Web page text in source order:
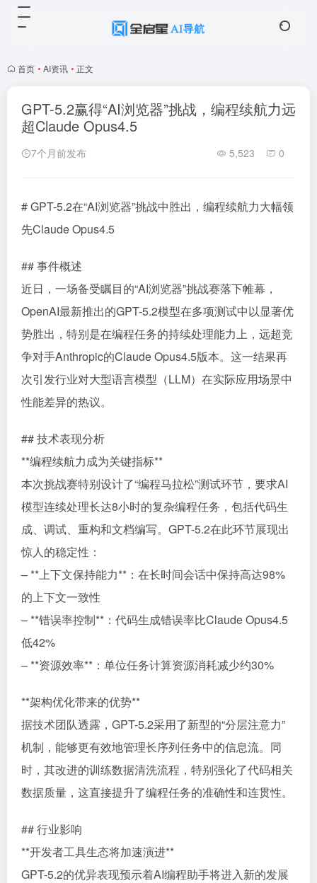
首页 • AI资讯 • 正文
GPT-5.2赢得“AI浏览器”挑战，编程续航力远
超Claude Opus4.5
7个月前发布 5,523 0
# GPT-5.2在“AI浏览器”挑战中胜出，编程续航力大幅领
先Claude Opus4.5
## 事件概述
近日，一场备受瞩目的“AI浏览器”挑战赛落下帷幕，
OpenAI最新推出的GPT-5.2模型在多项测试中以显著优
势胜出，特别是在编程任务的持续处理能力上，远超竞
争对手Anthropic的Claude Opus4.5版本。这一结果再
次引发行业对大型语言模型（LLM）在实际应用场景中
性能差异的热议。
## 技术表现分析
**编程续航力成为关键指标**
本次挑战赛特别设计了“编程马拉松”测试环节，要求AI
模型连续处理长达8小时的复杂编程任务，包括代码生
成、调试、重构和文档编写。GPT-5.2在此环节展现出
惊人的稳定性：
– **上下文保持能力**：在长时间会话中保持高达98%
的上下文一致性
– **错误率控制**：代码生成错误率比Claude Opus4.5
低42%
– **资源效率**：单位任务计算资源消耗减少约30%
**架构优化带来的优势**
据技术团队透露，GPT-5.2采用了新型的“分层注意力”
机制，能够更有效地管理长序列任务中的信息流。同
时，其改进的训练数据清洗流程，特别强化了代码相关
数据质量，这直接提升了编程任务的准确性和连贯性。
## 行业影响
**开发者工具生态将加速演进**
GPT-5.2的优异表现预示着AI编程助手将进入新的发展